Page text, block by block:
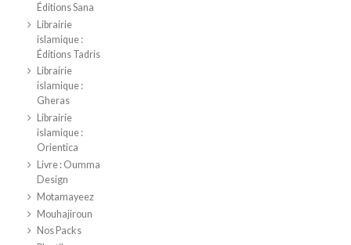
Éditions Sana
Librairie
islamique :
Éditions Tadris
Librairie
islamique :
Gheras
Librairie
islamique :
Orientica
Livre : Oumma
Design
Motamayeez
Mouhajiroun
Nos Packs